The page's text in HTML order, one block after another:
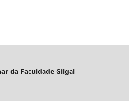
da Faculdade Gilgal